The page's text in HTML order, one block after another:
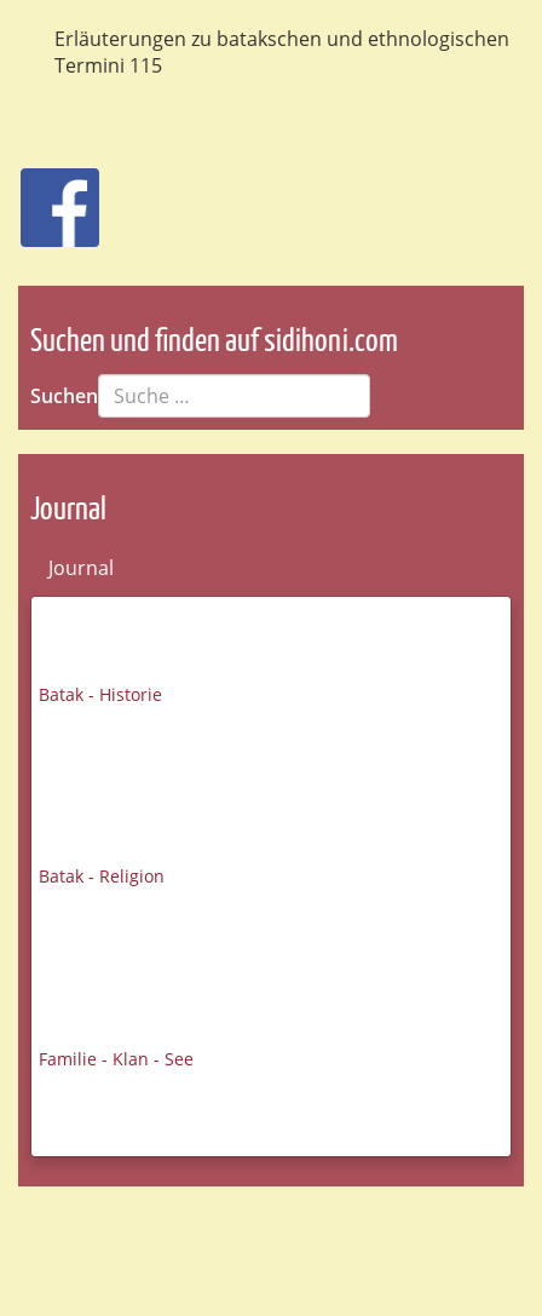
Erläuterungen zu batakschen und ethnologischen
Termini 115
Suchen und finden auf sidihoni.com
Suchen
Journal
Journal
Batak - Historie
Batak - Religion
Familie - Klan - See